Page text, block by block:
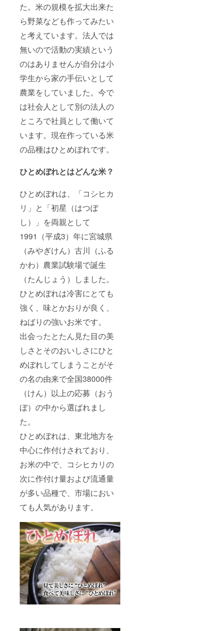
た。米の規模を拡大出来た
ら野菜なども作ってみたい
と考えています。法人では
無いので活動の実績という
のはありませんが自分は小
学生から家の手伝いとして
農業をしていました。今で
は社会人として別の法人の
ところで社員として働いて
います。現在作っている米
の品種はひとめぼれです。
ひとめぼれとはどんな米？
ひとめぼれは、「コシヒカ
リ」と「初星（はつぼ
し）」を両親として
1991（平成3）年に宮城県
（みやぎけん）古川（ふる
かわ）農業試験場で誕生
（たんじょう）しました。
ひとめぼれは冷害にとても
強く、味とかおりが良く、
ねばりの強いお米です。
出会ったとたん見た目の美
しさとそのおいしさにひと
めぼれしてしまうことがそ
の名の由来で全国38000件
（けん）以上の応募（おう
ぼ）の中から選ばれまし
た。
ひとめぼれは、東北地方を
中心に作付けされており、
お米の中で、コシヒカリの
次に作付け量および流通量
が多い品種で、市場におい
ても人気があります。